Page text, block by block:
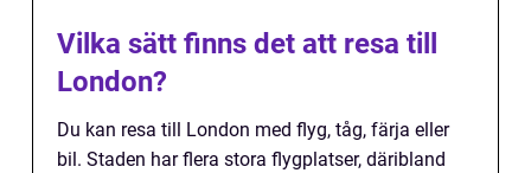
Vilka sätt finns det att resa till
London?
Du kan resa till London med flyg, tåg, färja eller
bil. Staden har flera stora flygplatser, däribland